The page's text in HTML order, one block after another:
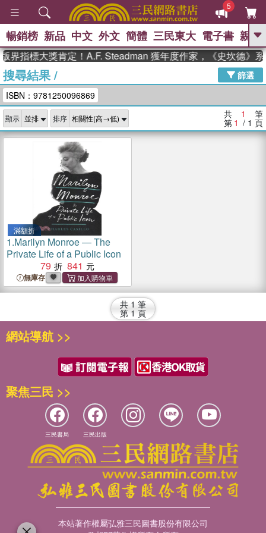
5
GO
高希均教授回憶錄
、 The Odyssey 、 父親節 、 花開錦
李登輝時代 、 數學女孩：黎曼猜想
、
如果歷史是一
群喵 、 臺灣漫遊錄
暢銷榜 新品 中文 外文 簡體 三民東大 電子書 親子
界指標大獎肯定！A.F. Steadman 獲年度作家，《史坎德》
搜尋結果/
篩選
ISBN：9781250096869
顯示 排序 共 1 筆
第 1 / 1 頁
滿額折
1.Marilyn Monroe ― The
Private Life of a Public Icon
79
841
無庫存
共 1 筆
第 1 頁
網站導航 >>
聚焦三民 >>
三民書局 三民出版
本站著作權屬弘雅三民圖書股份有限公司